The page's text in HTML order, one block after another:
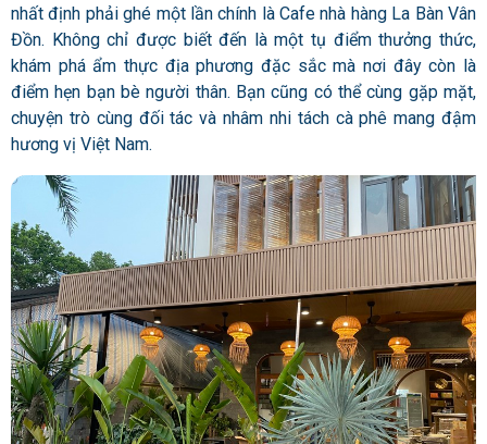
nhất định phải ghé một lần chính là Cafe nhà hàng La Bàn Vân
Đồn. Không chỉ được biết đến là một tụ điểm thưởng thức,
khám phá ẩm thực địa phương đặc sắc mà nơi đây còn là
điểm hẹn bạn bè người thân. Bạn cũng có thể cùng gặp mặt,
chuyện trò cùng đối tác và nhâm nhi tách cà phê mang đậm
hương vị Việt Nam.